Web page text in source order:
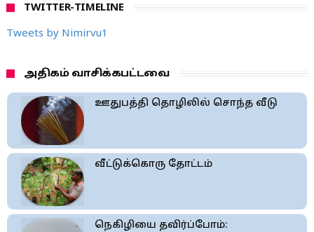
TWITTER-TIMELINE
Tweets by Nimirvu1
அதிகம் வாசிக்கபட்டவை
ஊதுபத்தி தொழிலில் சொந்த வீடு
வீட்டுக்கொரு தோட்டம்
நெகிழியை தவிர்ப்போம்: